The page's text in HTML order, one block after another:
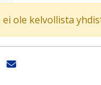
ole kelvollista